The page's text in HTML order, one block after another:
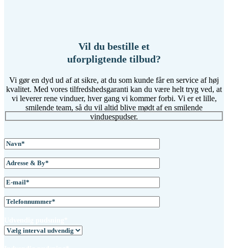
Vil du bestille et
uforpligtende tilbud?
Vi gør en dyd ud af at sikre, at du som kunde får en service af høj
kvalitet. Med vores tilfredshedsgaranti kan du være helt tryg ved, at
vi leverer rene vinduer, hver gang vi kommer forbi. Vi er et lille,
smilende team, så du vil altid blive mødt af en smilende
vinduespudser.